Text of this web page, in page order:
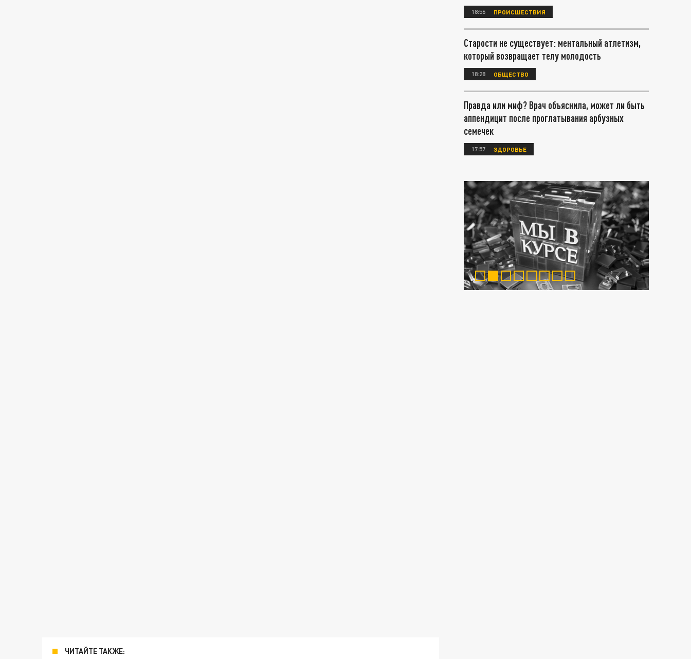
ЧИТАЙТЕ ТАКЖЕ:
18:56 ПРОИСШЕСТВИЯ
Старости не существует: ментальный атлетизм,
который возвращает телу молодость
18:28 ОБЩЕСТВО
Правда или миф? Врач объяснила, может ли быть
аппендицит после проглатывания арбузных
семечек
17:57 ЗДОРОВЬЕ